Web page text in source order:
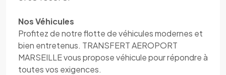
Nos Véhicules
Profitez de notre flotte de véhicules modernes et
bien entretenus. TRANSFERT AEROPORT
MARSEILLE vous propose véhicule pour répondre à
toutes vos exigences.